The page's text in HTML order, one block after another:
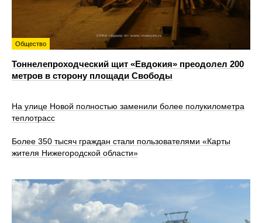
Общество
Тоннелепроходческий щит «Евдокия» преодолел 200
метров в сторону площади Свободы
На улице Новой полностью заменили более полукилометра
теплотрасс
Более 350 тысяч граждан стали пользователями «Карты
жителя Нижегородской области»